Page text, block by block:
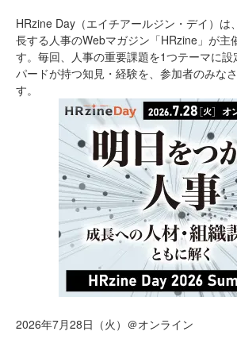
HRzine Day（エイチアールジン・デイ）は
長する人事のWebマガジン「HRzine」が主
す。毎回、人事の重要課題を1つテーマに設
パードが持つ知見・経験を、参加者のみな
す。
2026年7月28日（火）＠オンライン